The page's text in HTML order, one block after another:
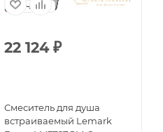
Чехия
22 124₽
Смеситель для душа
встраиваемый Lemark